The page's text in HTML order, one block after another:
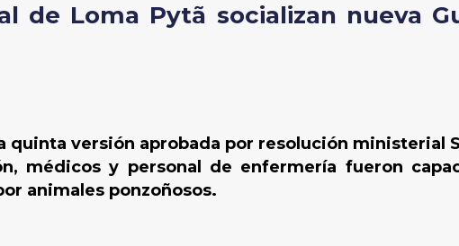
de Loma Pytã socializan nueva
quinta versión aprobada por resolución ministerial
médicos y personal de enfermería fueron
animales ponzoñosos.